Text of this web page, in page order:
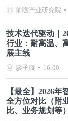
前瞻产业研究院
技术迭代驱动｜
行业：耐高温、
展主线
廖子璇 16:00
【最全】2026年
全方位对比（附
比、业务规划等）